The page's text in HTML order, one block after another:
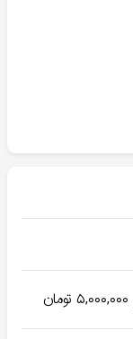
۵,۰۰۰,۰۰۰تومان